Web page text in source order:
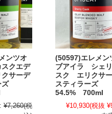
ンツオ
クエデ
サーデ
ズ
¥7,260(税
(50597)エレメン
ブアイラ シェ
スク エリクサ
スティラーズ
54.5% 700ml
¥10,930(税抜